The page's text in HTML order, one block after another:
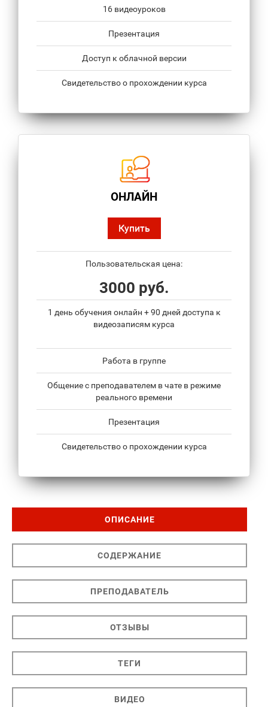
16 видеоуроков
Презентация
Доступ к облачной версии
Свидетельство о прохождении курса
ОНЛАЙН
Купить
Пользовательская цена:
3000 руб.
1 день обучения онлайн + 90 дней доступа к
видеозаписям курса
Работа в группе
Общение с преподавателем в чате в режиме
реального времени
Презентация
Свидетельство о прохождении курса
ОПИСАНИЕ
СОДЕРЖАНИЕ
ПРЕПОДАВАТЕЛЬ
ОТЗЫВЫ
ТЕГИ
ВИДЕО